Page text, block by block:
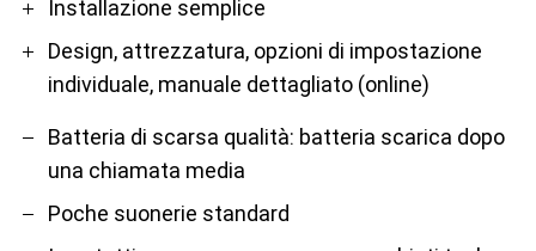
Installazione semplice
Design, attrezzatura, opzioni di impostazione
individuale, manuale dettagliato (online)
Batteria di scarsa qualità: batteria scarica dopo
una chiamata media
Poche suonerie standard